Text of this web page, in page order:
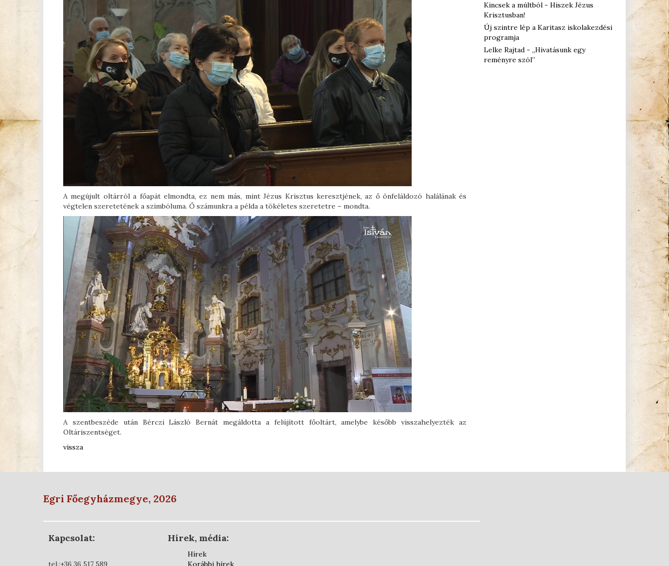
A megújult oltárról a főapát elmondta, ez nem más, mint Jézus Krisztus keresztjének, az ő önfeláldozó halálának és
végtelen szeretetének a szimbóluma. Ő számunkra a példa a tökéletes szeretetre – mondta.
A szentbeszéde után Bérczi László Bernát megáldotta a felújított főoltárt, amelybe később visszahelyezték az
Oltáriszentséget.
vissza
Kincsek a múltból - Hiszek Jézus
Krisztusban!
Új szintre lép a Karitasz iskolakezdési
programja
Lelke Rajtad - „Hivatásunk egy
reményre szól”
Egri Főegyházmegye, 2026
Kapcsolat:
tel.:+36 36 517 589
Hírek, média:
Hírek
Korábbi hírek